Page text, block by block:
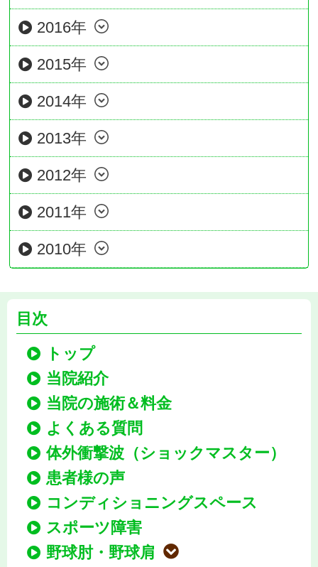
2016年
2015年
2014年
2013年
2012年
2011年
2010年
目次
トップ
当院紹介
当院の施術＆料金
よくある質問
体外衝撃波（ショックマスター）
患者様の声
コンディショニングスペース
スポーツ障害
野球肘・野球肩